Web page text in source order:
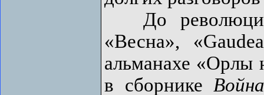
До революции
«Весна»,
альманахе «Орлы
в сборнике